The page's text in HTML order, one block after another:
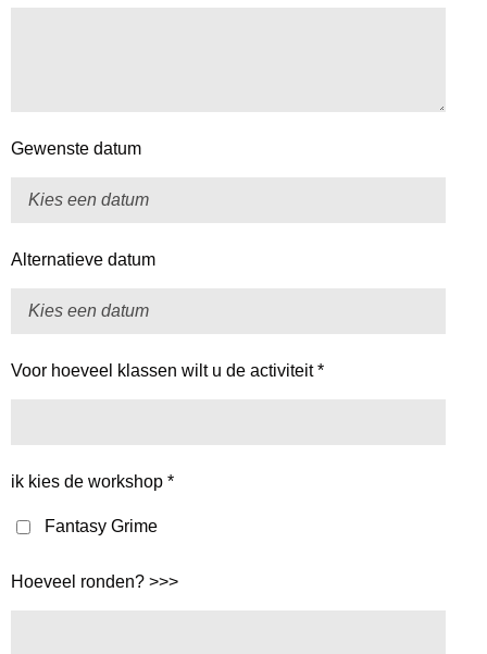
Gewenste datum
Alternatieve datum
Voor hoeveel klassen wilt u de activiteit *
ik kies de workshop *
Fantasy Grime
Hoeveel ronden? >>>